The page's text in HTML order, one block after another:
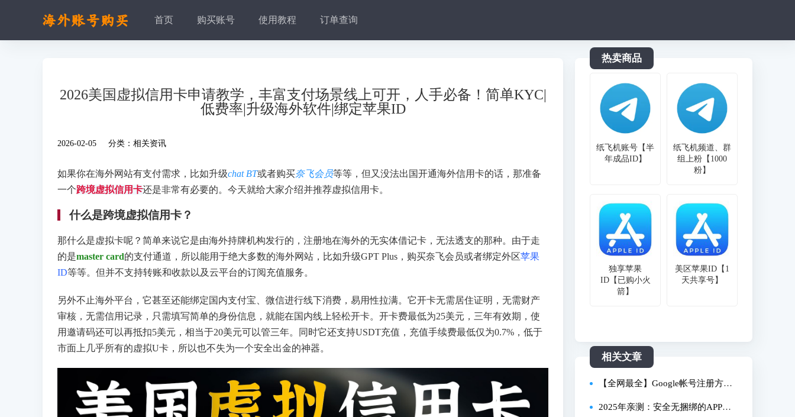
首页 购买账号 使用教程 订单查询
2026美国虚拟信用卡申请教学，丰富支付场景线上可开，人手必备！简单KYC|
低费率|升级海外软件|绑定苹果ID
2026-02-05 分类： 相关资讯
如果你在海外网站有支付需求，比如升级chat BT或者购买奈飞会员等等，但又没法出国开通海外信用卡的话，那准备
一个跨境虚拟信用卡还是非常有必要的。今天就给大家介绍并推荐虚拟信用卡。
什么是跨境虚拟信用卡？
那什么是虚拟卡呢？简单来说它是由海外持牌机构发行的，注册地在海外的无实体借记卡，无法透支的那种。由于走
的是master card的支付通道，所以能用于绝大多数的海外网站，比如升级GPT Plus，购买奈飞会员或者绑定外区苹果
ID等等。但并不支持转账和收款以及云平台的订阅充值服务。
另外不止海外平台，它甚至还能绑定国内支付宝、微信进行线下消费，易用性拉满。它开卡无需居住证明，无需财产
审核，无需信用记录，只需填写简单的身份信息，就能在国内线上轻松开卡。开卡费最低为25美元，三年有效期，使
用邀请码还可以再抵扣5美元，相当于20美元可以管三年。同时它还支持USDT充值，充值手续费最低仅为0.7%，低于
市面上几乎所有的虚拟U卡，所以也不失为一个安全出金的神器。
热卖商品
纸飞机账号【半
年成品ID】
纸飞机频道、群
组上粉【1000
粉】
独享苹果
ID【已购小火
箭】
美区苹果ID【1
天共享号】
相关文章
【全网最全】Google帐号注册方
法，简单几步注册谷歌账户｜100%
2025年亲测：安全无捆绑的APP下